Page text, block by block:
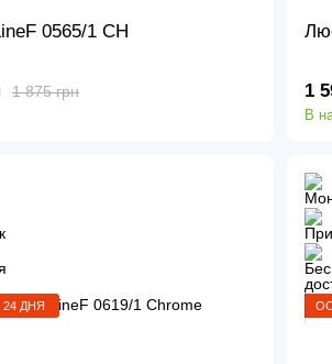
0565/1 CH
1 875 грн 1
В
ДНЯ